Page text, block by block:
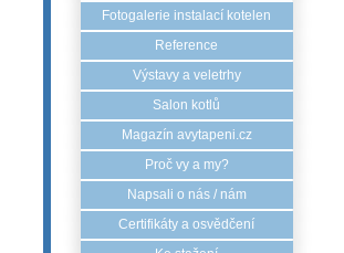
Fotogalerie instalací kotelen
Reference
Výstavy a veletrhy
Salon kotlů
Magazín avytapeni.cz
Proč vy a my?
Napsali o nás / nám
Certifikáty a osvědčení